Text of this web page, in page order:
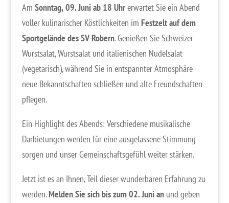
Am Sonntag,09. Juni ab 18 Uhrerwartet Sie ein Abend
voller kulinarischer Köstlichkeiten im Festzelt auf dem
Sportgelände des SV Robern. Genießen Sie Schweizer
Wurstsalat, Wurstsalat und italienischen Nudelsalat
(vegetarisch), während Sie in entspannter Atmosphäre
neue Bekanntschaften schließen und alte Freundschaften
pflegen.
Ein Highlight des Abends: Verschiedene musikalische
Darbietungen werden für eine ausgelassene Stimmung
sorgen und unser Gemeinschaftsgefühl weiter stärken.
Jetzt ist es an Ihnen, Teil dieser wunderbaren Erfahrung zu
werden.Melden Sie sich bis zum 02. Juni anund geben